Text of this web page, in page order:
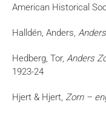
American Historical
Halldén, Anders,
Hedberg, Tor, Anders
1923-24
Hjert & Hjert, Zorn –